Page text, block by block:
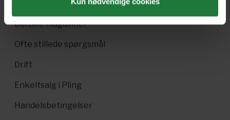
Danske magasiner
Ofte stillede spørgsmål
Drift
Enkeltsalg i Pling
Handelsbetingelser